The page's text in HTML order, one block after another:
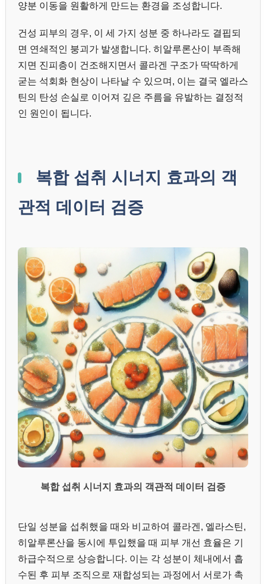
양분 이동을 원활하게 만드는 환경을 조성합니다.
건성 피부의 경우, 이 세 가지 성분 중 하나라도 결핍되
면 연쇄적인 붕괴가 발생합니다. 히알루론산이 부족해
지면 진피층이 건조해지면서 콜라겐 구조가 딱딱하게
굳는 석회화 현상이 나타날 수 있으며, 이는 결국 엘라스
틴의 탄성 손실로 이어져 깊은 주름을 유발하는 결정적
인 원인이 됩니다.
복합 섭취 시너지 효과의 객
관적 데이터 검증
복합 섭취 시너지 효과의 객관적 데이터 검증
단일 성분을 섭취했을 때와 비교하여 콜라겐, 엘라스틴,
히알루론산을 동시에 투입했을 때 피부 개선 효율은 기
하급수적으로 상승합니다. 이는 각 성분이 체내에서 흡
수된 후 피부 조직으로 재합성되는 과정에서 서로가 촉